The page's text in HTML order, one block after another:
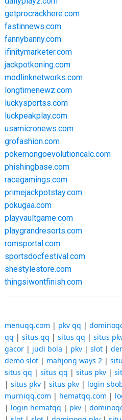
getprocrackhere.com
fastinnews.com
fannybanny.com
ifinitymarketer.com
jackpotkoning.com
modlinknetworks.com
longtimenewz.com
luckysportss.com
luckpeakplay.com
usamicronews.com
grofashion.com
pokemongoevolutioncalc.com
phishingbase.com
racegamings.com
primejackpotstay.com
pokugaa.com
playvaultgame.com
playgrandresorts.com
romsportal.com
sportsdocfestival.com
shestylestore.com
thingsiwontfinish.com
menuqq.com | pkv qq |
qq | situs qq | situs qq | situs
gacor| judi bola | pkv| slot|
demo slot| mahjong ways 2|
situs qq | situs qq | situs pkv|
| situs pkv| situs pkv| login
murniqq.com | hematqq.com |
| login hematqq | pkv|